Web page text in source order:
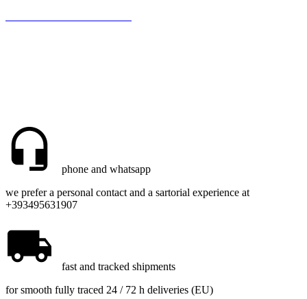
phone and whatsapp
we prefer a personal contact and a sartorial experience at
+393495631907
fast and tracked shipments
for smooth fully traced 24 / 72 h deliveries (EU)